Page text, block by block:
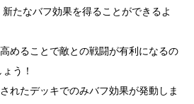
たなバフ効果を得ることができるよ
めることで敵との戦闘が有利になるの
う！
れたデッキでのみバフ効果が発動しま